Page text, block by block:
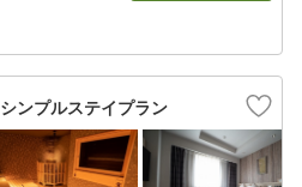
ンプルステイプラン